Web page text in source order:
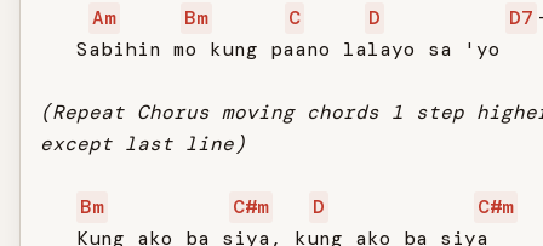
Am
Bm C D D7
   Sabihin mo kung paano lalayo sa 'yo
(Repeat Chorus moving chords 1 step
except last line)
Bm C#m D
C#m
   Kung ako ba siya, kung ako ba siya